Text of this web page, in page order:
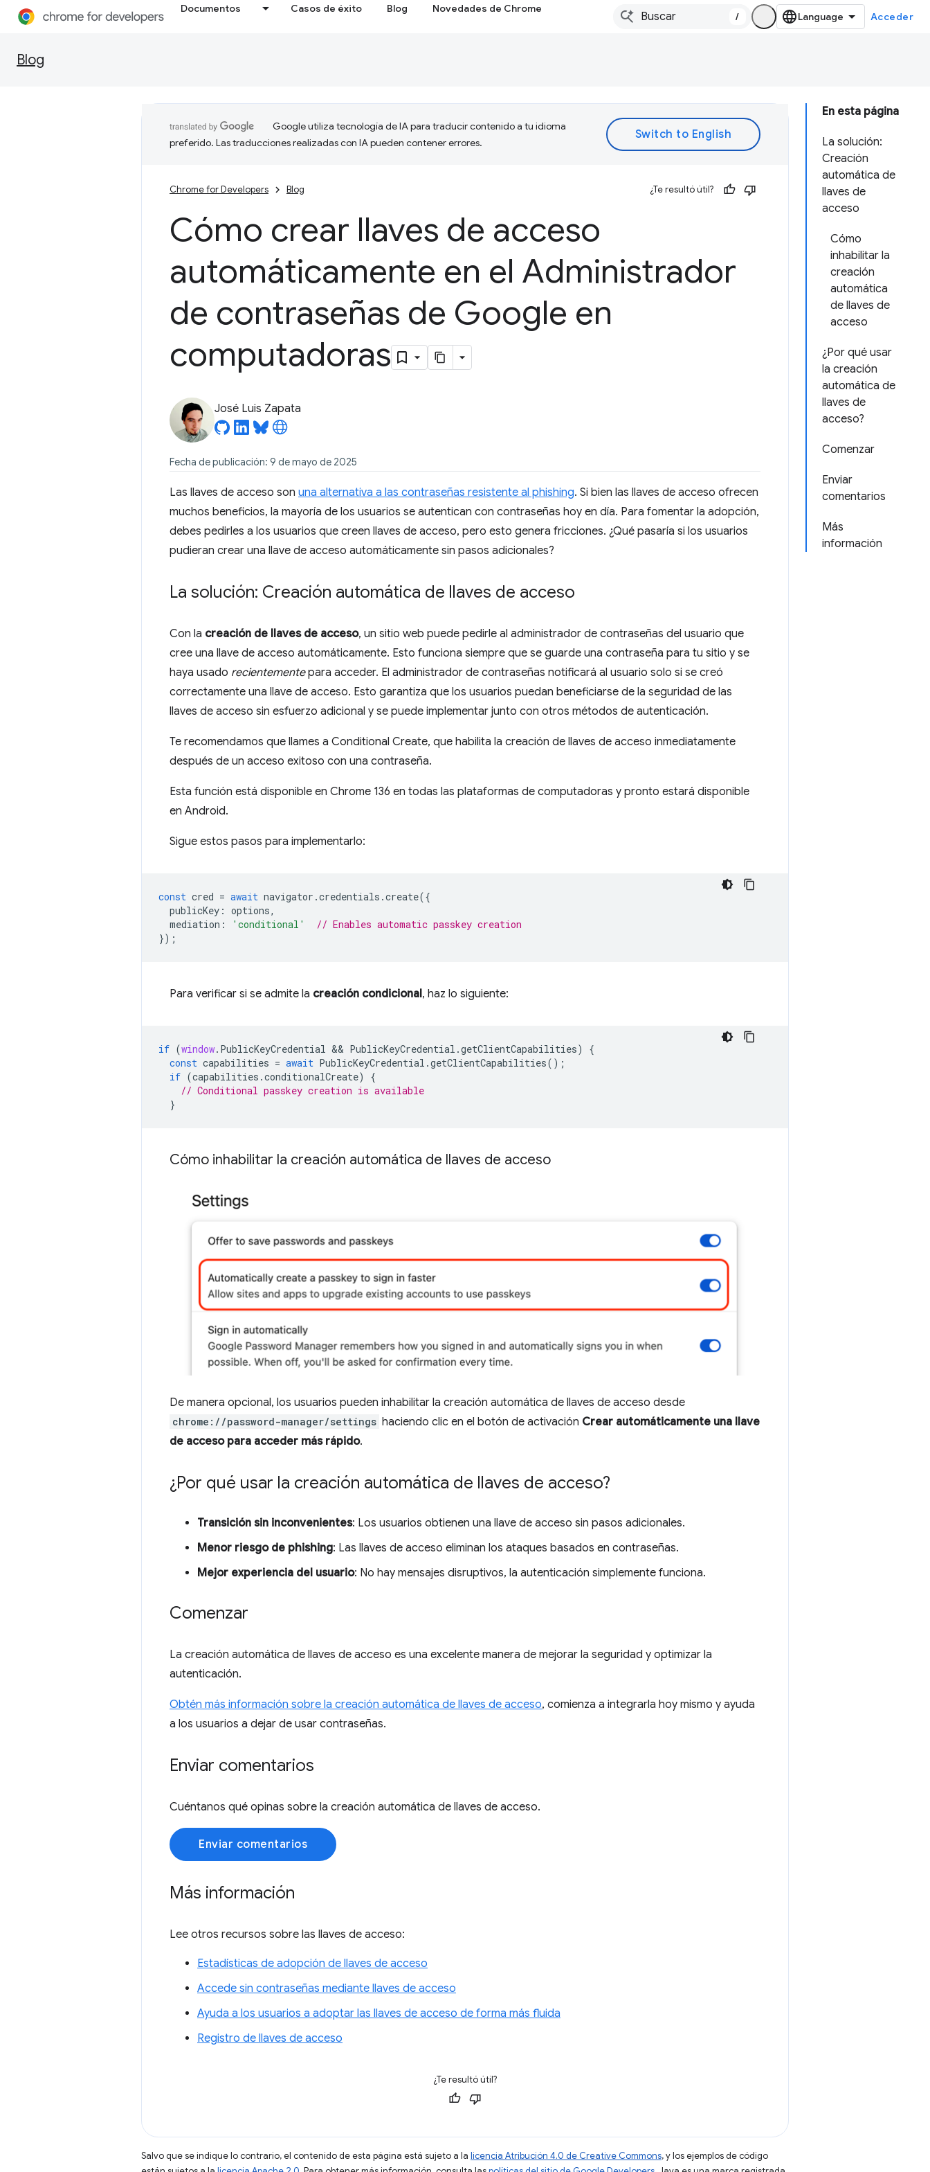
Documentos Casos de éxito Blog Novedades de Chrome
/ Acceder
Blog
En esta página
La solución:
Creación
automática de
llaves de
acceso
Cómo
inhabilitar la
creación
automática
de llaves de
acceso
¿Por qué usar
la creación
automática de
llaves de
acceso?
Comenzar
Enviar
comentarios
Más
información
Google utiliza tecnología de IA para traducir contenido a tu idioma
preferido. Las traducciones realizadas con IA pueden contener errores.
Chrome for Developers Blog ¿Te resultó útil?
Cómo crear llaves de acceso
automáticamente en el Administrador
de contraseñas de Google en
computadoras
José Luis Zapata
Fecha de publicación: 9 de mayo de 2025
Las llaves de acceso son una alternativa a las contraseñas resistente al phishing. Si bien las llaves de acceso ofrecen
muchos beneficios, la mayoría de los usuarios se autentican con contraseñas hoy en día. Para fomentar la adopción,
debes pedirles a los usuarios que creen llaves de acceso, pero esto genera fricciones. ¿Qué pasaría si los usuarios
pudieran crear una llave de acceso automáticamente sin pasos adicionales?
La solución: Creación automática de llaves de acceso
Con la creación de llaves de acceso, un sitio web puede pedirle al administrador de contraseñas del usuario que
cree una llave de acceso automáticamente. Esto funciona siempre que se guarde una contraseña para tu sitio y se
haya usado recientementepara acceder. El administrador de contraseñas notificará al usuario solo si se creó
correctamente una llave de acceso. Esto garantiza que los usuarios puedan beneficiarse de la seguridad de las
llaves de acceso sin esfuerzo adicional y se puede implementar junto con otros métodos de autenticación.
Te recomendamos que llames a Conditional Create, que habilita la creación de llaves de acceso inmediatamente
después de un acceso exitoso con una contraseña.
Esta función está disponible en Chrome 136 en todas las plataformas de computadoras y pronto estará disponible
en Android.
Sigue estos pasos para implementarlo:
const cred = await navigator .credentials .create({
publicKey : options,
mediation : 'conditional'
// Enables automatic passkey creation
});
Para verificar si se admite la creación condicional, haz lo siguiente:
if (window. PublicKeyCredential && PublicKeyCredential .getClientCapabilities)
{
const capabilities = await PublicKeyCredential .getClientCapabilities();
if (capabilities .conditionalCreate)
{
// Conditional passkey creation is available
}
Cómo inhabilitar la creación automática de llaves de acceso
De manera opcional, los usuarios pueden inhabilitar la creación automática de llaves de acceso desde
chrome://password-manager/settings haciendo clic en el botón de activación Crear automáticamente una llave
de acceso para acceder más rápido.
¿Por qué usar la creación automática de llaves de acceso?
Transición sin inconvenientes: Los usuarios obtienen una llave de acceso sin pasos adicionales.
Menor riesgo de phishing: Las llaves de acceso eliminan los ataques basados en contraseñas.
Mejor experiencia del usuario: No hay mensajes disruptivos, la autenticación simplemente funciona.
Comenzar
La creación automática de llaves de acceso es una excelente manera de mejorar la seguridad y optimizar la
autenticación.
Obtén más información sobre la creación automática de llaves de acceso, comienza a integrarla hoy mismo y ayuda
a los usuarios a dejar de usar contraseñas.
Enviar comentarios
Cuéntanos qué opinas sobre la creación automática de llaves de acceso.
Enviar comentarios
Más información
Lee otros recursos sobre las llaves de acceso:
Estadísticas de adopción de llaves de acceso
Accede sin contraseñas mediante llaves de acceso
Ayuda a los usuarios a adoptar las llaves de acceso de forma más fluida
Registro de llaves de acceso
¿Te resultó útil?
Salvo que se indique lo contrario, el contenido de esta página está sujeto a la licencia Atribución 4.0 de Creative Commons, y los ejemplos de código